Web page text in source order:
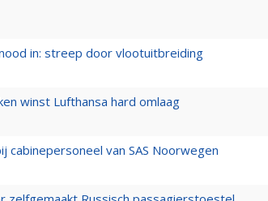
in: streep door vlootuitbreiding
winst Lufthansa hard omlaag
cabinepersoneel van SAS Noorwegen